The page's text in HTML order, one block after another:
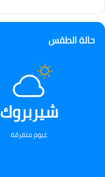
حالة الطقس
شيربروك
غيوم متفرقة